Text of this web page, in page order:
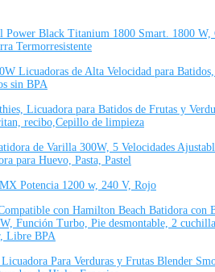
Power Black Titanium 1800 Smart. 1800
Termorresistente
Licuadoras de Alta Velocidad para
sin BPA
Licuadora para Batidos de Frutas y
recibo,Cepillo de limpieza
de Varilla 300W, 5 Velocidades
para Huevo, Pasta, Pastel
Potencia 1200 w, 240 V, Rojo
con Hamilton Beach Batidora con
Función Turbo, Pie desmontable, 2
Libre BPA
Para Verduras y Frutas Blender